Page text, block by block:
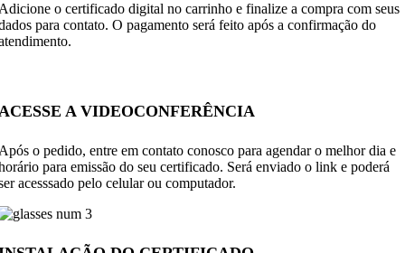
o certificado digital no carrinho e finalize a compra com seus
para contato. O pagamento será feito após a confirmação do
A VIDEOCONFERÊNCIA
o pedido, entre em contato conosco para agendar o melhor dia e
para emissão do seu certificado. Será enviado o link e poderá
acesssado pelo celular ou computador.